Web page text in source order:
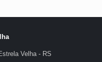
Velha - RS